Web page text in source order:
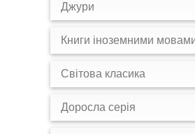
Джури
Книги іноземними
Світова класика
Доросла серія